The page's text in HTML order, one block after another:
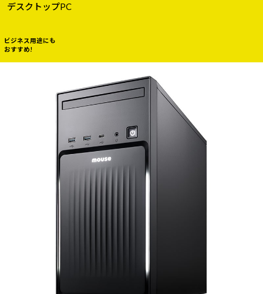
デスクトップPC
ビジネス用途にも
おすすめ!